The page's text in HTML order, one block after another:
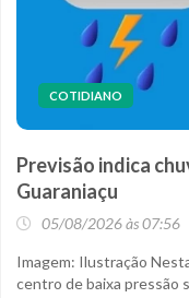
COTIDIANO
Previsão indica
Guaraniaçu
05/08/2026 às 07:56
Imagem: Ilustração
centro de baixa pressão